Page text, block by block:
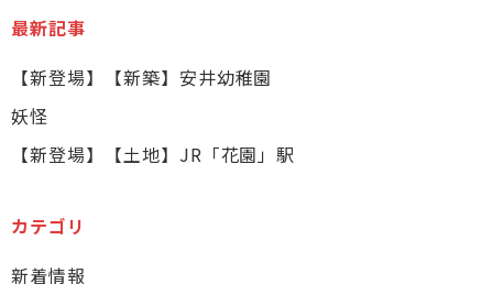
最新記事
【新登場】【新築】安井幼稚園
妖怪
【新登場】【土地】JR「花園」駅
カテゴリ
新着情報